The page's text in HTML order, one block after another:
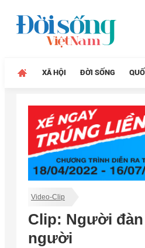
XÃ HỘI ĐỜI SỐNG
Video-Clip
Clip: Người
người